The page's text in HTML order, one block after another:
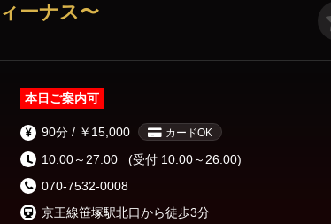
クスできるプライベート空間で、極上のオイルマッサージと特別
間を求める紳士に、唯一無二のリラクゼーション体験をお届けし
ーナス〜
本日ご案内可
90分 / ￥15,000 カードOK
10:00～27:00
(受付 10:00～26:00)
070-7532-0008
京王線笹塚駅北口から徒歩3分